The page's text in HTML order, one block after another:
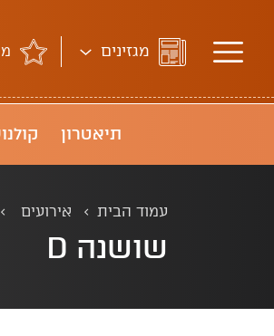
מגזינים
תיאטרון
עמוד הבית אירועים
שושנה D